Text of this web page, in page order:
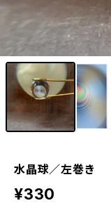
水晶球／左巻き
¥330